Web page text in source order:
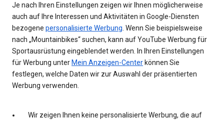
Je nach Ihren Einstellungen zeigen wir Ihnen möglicherweise
auch auf Ihre Interessen und Aktivitäten in Google-Diensten
bezogene personalisierte Werbung . Wenn Sie beispielsweise
nach „Mountainbikes“ suchen, kann auf YouTube Werbung für
Sportausrüstung eingeblendet werden. In Ihren Einstellungen
für Werbung unterMein Anzeigen-Centerkönnen Sie
festlegen, welche Daten wir zur Auswahl der präsentierten
Werbung verwenden.
Wir zeigen Ihnen keine personalisierte Werbung, die auf